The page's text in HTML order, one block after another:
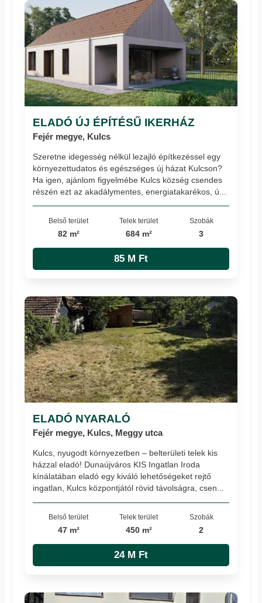
ELADÓ ÚJ ÉPÍTÉSŰ IKERHÁZ
Fejér megye, Kulcs
Szeretne idegesség nélkül lezajló építkezéssel egy
környezettudatos és egészséges új házat Kulcson?
Ha igen, ajánlom figyelmébe Kulcs község csendes
részén ezt az akadálymentes, energiatakarékos, ú...
Belső terület
82 m²
Telek terület
684 m²
Szobák
3
85 M Ft
ELADÓ NYARALÓ
Fejér megye, Kulcs, Meggy utca
Kulcs, nyugodt környezetben – belterületi telek kis
házzal eladó! Dunaújváros KIS Ingatlan Iroda
kínálatában eladó egy kiváló lehetőségeket rejtő
ingatlan, Kulcs központjától rövid távolságra, csen...
Belső terület
47 m²
Telek terület
450 m²
Szobák
2
24 M Ft